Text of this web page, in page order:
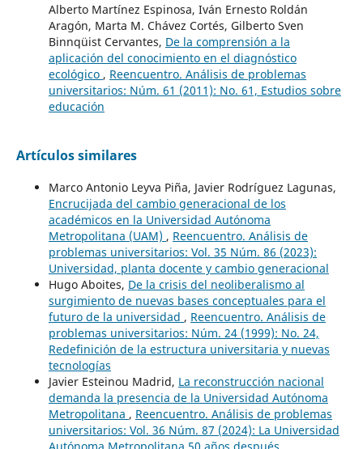
Alberto Martínez Espinosa, Iván Ernesto Roldán
Aragón, Marta M. Chávez Cortés, Gilberto Sven
Binnqüist Cervantes, De la comprensión a la
aplicación del conocimiento en el diagnóstico
ecológico , Reencuentro. Análisis de problemas
universitarios: Núm. 61 (2011): No. 61, Estudios sobre
educación
Artículos similares
Marco Antonio Leyva Piña, Javier Rodríguez Lagunas,
Encrucijada del cambio generacional de los
académicos en la Universidad Autónoma
Metropolitana (UAM) , Reencuentro. Análisis de
problemas universitarios: Vol. 35 Núm. 86 (2023):
Universidad, planta docente y cambio generacional
Hugo Aboites, De la crisis del neoliberalismo al
surgimiento de nuevas bases conceptuales para el
futuro de la universidad , Reencuentro. Análisis de
problemas universitarios: Núm. 24 (1999): No. 24,
Redefinición de la estructura universitaria y nuevas
tecnologías
Javier Esteinou Madrid, La reconstrucción nacional
demanda la presencia de la Universidad Autónoma
Metropolitana , Reencuentro. Análisis de problemas
universitarios: Vol. 36 Núm. 87 (2024): La Universidad